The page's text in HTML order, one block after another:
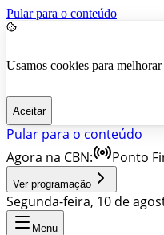
Pular para o conteúdo
Usamos cookies para
Aceitar
Pular para o conteúdo
Agora na CBN:
Ponto
Ver programação
Segunda-feira, 10 de
Menu